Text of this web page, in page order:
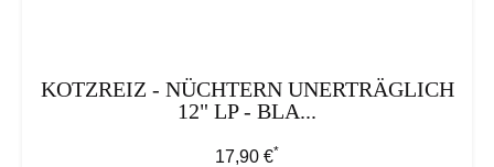
KOTZREIZ - NÜCHTERN UNERTRÄGLICH
12" LP - BLA...
Regulärer Preis:
17,90 €*